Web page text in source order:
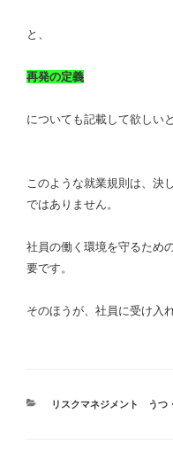
と、
再発の定義
についても記載して欲しい
このような就業規則は、決
ではありません。
社員の働く環境を守るため
要です。
そのほうが、社員に受け入
カ
リスクマネジメント うつ